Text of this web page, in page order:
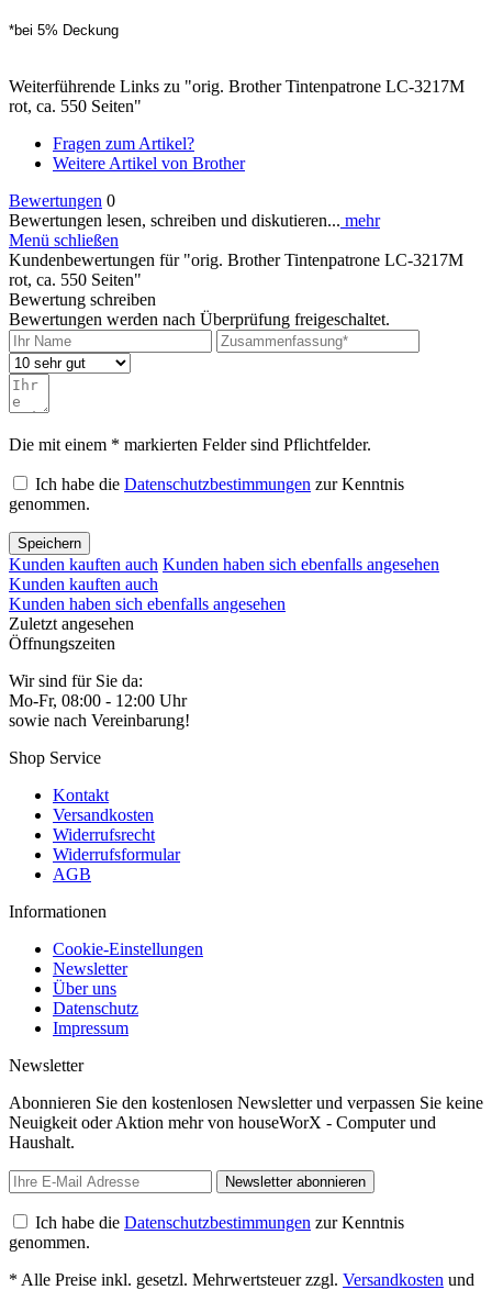
*bei 5% Deckung
Weiterführende Links zu "orig. Brother Tintenpatrone LC-3217M
rot, ca. 550 Seiten"
Fragen zum Artikel?
Weitere Artikel von Brother
Bewertungen 0
Bewertungen lesen, schreiben und diskutieren... mehr
Menü schließen
Kundenbewertungen für "orig. Brother Tintenpatrone LC-3217M
rot, ca. 550 Seiten"
Bewertung schreiben
Bewertungen werden nach Überprüfung freigeschaltet.
Die mit einem * markierten Felder sind Pflichtfelder.
Ich habe die Datenschutzbestimmungen zur Kenntnis
genommen.
Speichern
Kunden kauften auch Kunden haben sich ebenfalls angesehen
Kunden kauften auch
Kunden haben sich ebenfalls angesehen
Zuletzt angesehen
Öffnungszeiten
Wir sind für Sie da:
Mo-Fr, 08:00 - 12:00 Uhr
sowie nach Vereinbarung!
Shop Service
Kontakt
Versandkosten
Widerrufsrecht
Widerrufsformular
AGB
Informationen
Cookie-Einstellungen
Newsletter
Über uns
Datenschutz
Impressum
Newsletter
Abonnieren Sie den kostenlosen Newsletter und verpassen Sie keine
Neuigkeit oder Aktion mehr von houseWorX - Computer und
Haushalt.
Newsletter abonnieren
Ich habe die Datenschutzbestimmungen zur Kenntnis
genommen.
* Alle Preise inkl. gesetzl. Mehrwertsteuer zzgl. Versandkosten und